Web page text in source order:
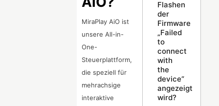
MiraPlay AiO ist
unsere All-in-
One-
Steuerplattform,
die speziell für
mehrachsige
interaktive
Flashen
der
Firmware
„Failed
to
connect
with
the
device“
angezeigt
wird?